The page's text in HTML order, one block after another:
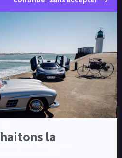
la
et Garanties
de haute qualité.